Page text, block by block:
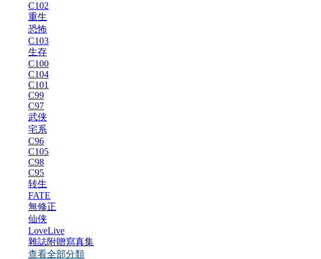
C102
重生
恐怖
C103
生存
C100
C104
C101
C99
C97
武侠
宅系
C96
C105
C98
C95
转生
FATE
無修正
仙侠
LoveLive
雜誌附贈寫真集
查看全部分類